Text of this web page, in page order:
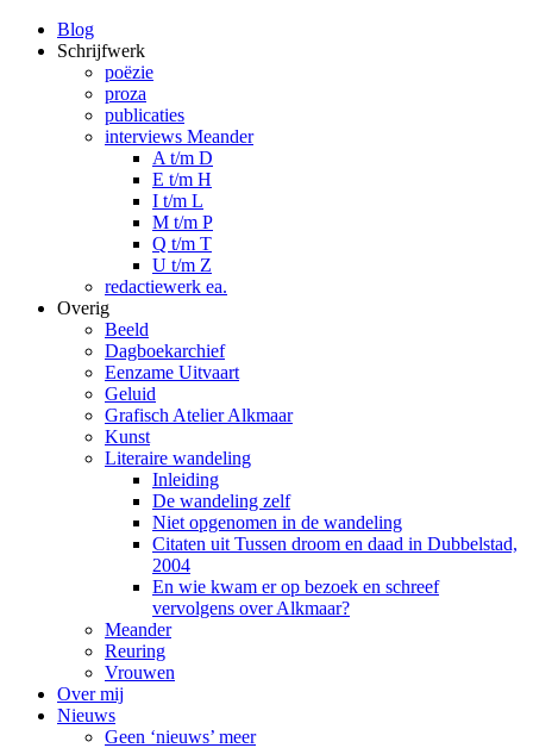
Blog
Schrijfwerk
poëzie
proza
publicaties
interviews Meander
A t/m D
E t/m H
I t/m L
M t/m P
Q t/m T
U t/m Z
redactiewerk ea.
Overig
Beeld
Dagboekarchief
Eenzame Uitvaart
Geluid
Grafisch Atelier Alkmaar
Kunst
Literaire wandeling
Inleiding
De wandeling zelf
Niet opgenomen in de wandeling
Citaten uit Tussen droom en daad in Dubbelstad,
2004
En wie kwam er op bezoek en schreef
vervolgens over Alkmaar?
Meander
Reuring
Vrouwen
Over mij
Nieuws
Geen ‘nieuws’ meer